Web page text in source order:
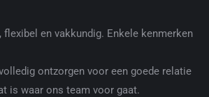
en vakkundig. Enkele kenmerken
ontzorgen voor een goede relatie
is waar ons team voor gaat.